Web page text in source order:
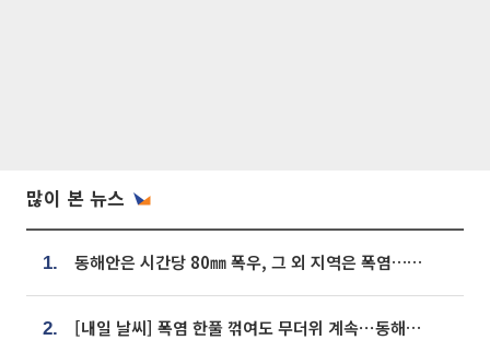
많이 본 뉴스
1. 동해안은 시간당 80㎜ 폭우, 그 외 지역은 폭염…‘극과 극 날씨’
2. [내일 날씨] 폭염 한풀 꺾여도 무더위 계속⋯동해안 이틀 연속 비